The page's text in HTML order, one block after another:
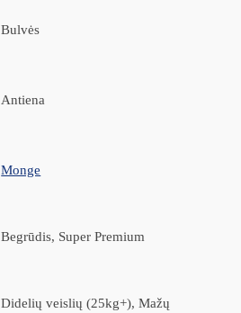
Bulvės
Antiena
Monge
Begrūdis, Super Premium
Didelių veislių (25kg+), Mažų